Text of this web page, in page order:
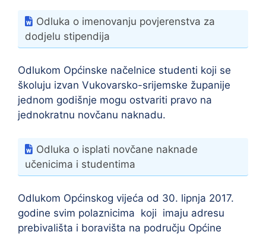
Odluka o imenovanju povjerenstva za
dodjelu stipendija
Odlukom Općinske načelnice studenti koji se
školuju izvan Vukovarsko-srijemske županije
jednom godišnje mogu ostvariti pravo na
jednokratnu novčanu naknadu.
Odluka o isplati novčane naknade
učenicima i studentima
Odlukom Općinskog vijeća od 30. lipnja 2017.
godine svim polaznicima koji imaju adresu
prebivališta i boravišta na području Općine